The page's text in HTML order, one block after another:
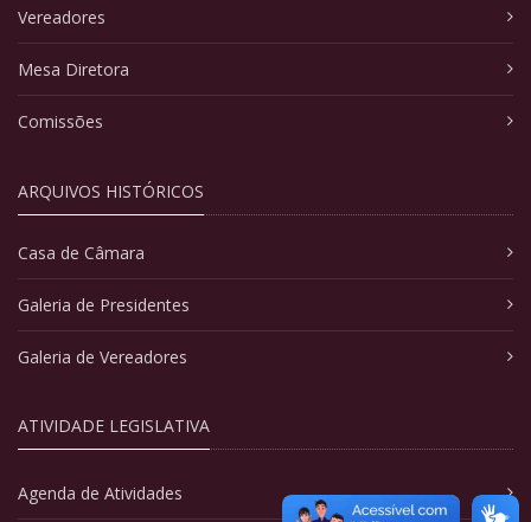
Vereadores
Mesa Diretora
Comissões
ARQUIVOS HISTÓRICOS
Casa de Câmara
Galeria de Presidentes
Galeria de Vereadores
ATIVIDADE LEGISLATIVA
Agenda de Atividades